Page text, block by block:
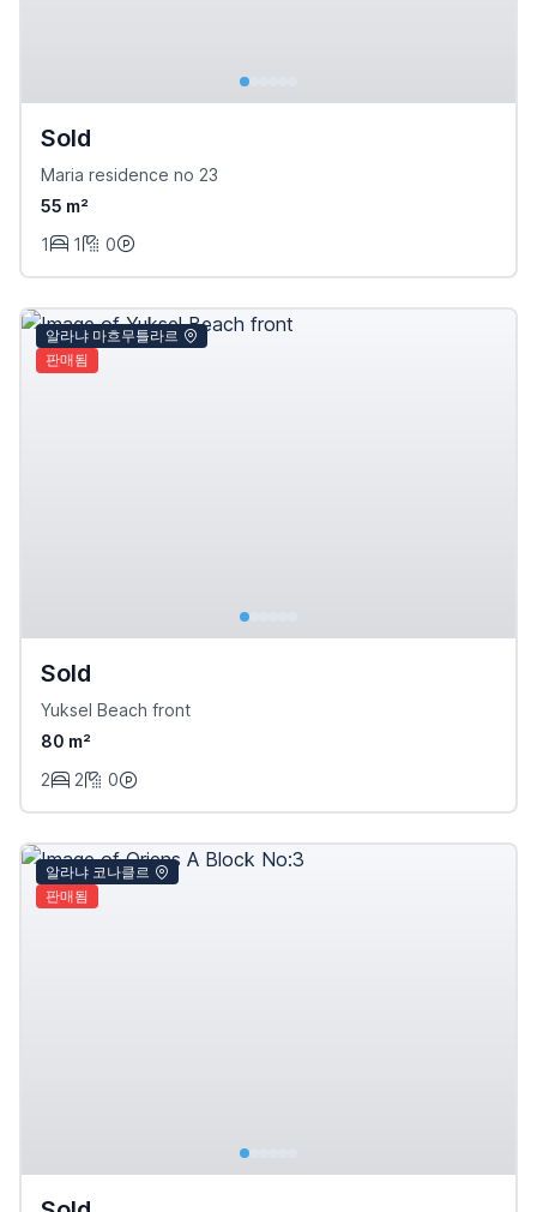
Sold
Maria residence no 23
55 m²
1
1 0
알라냐 마흐무틀라르
판매됨
Sold
Yuksel Beach front
80 m²
2
2 0
알라냐 코나클르
판매됨